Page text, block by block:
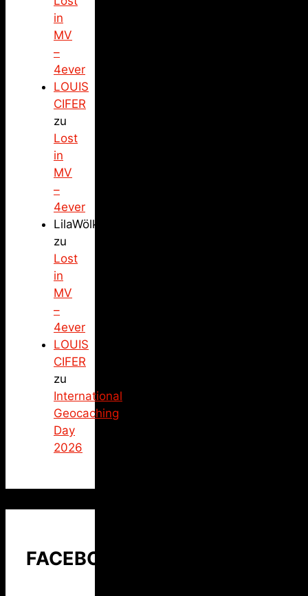
in
MV
–
4ever
LOUIS
CIFER
zu
Lost
in
MV
–
4ever
LilaWölkchen
zu
Lost
in
MV
–
4ever
LOUIS
CIFER
zu
International
Geocaching
Day
2026
FACEBOOK